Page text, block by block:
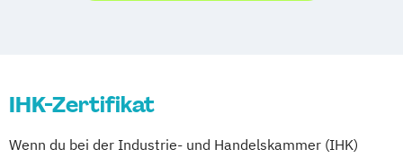
IHK-Zertifikat
Wenn du bei der Industrie- und Handelskammer (IHK)